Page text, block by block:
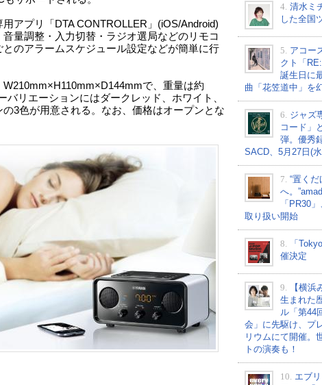
用アプリ「DTA CONTROLLER」(iOS/Android)
音量調整・入力切替・ラジオ選局などのリモコ
とのアラームスケジュール設定などが簡単に行
W210mm×H110mm×D144mmで、重量は約
バリエーションにはダークレッド、ホワイト、
の3色が用意される。なお、価格はオープンとな
4. 清水ミ
した全国
5. アコー
クト「
誕生日に
曲「花笠道中」を
6. ジャズ
コード」
弾。優秀
SACD、5月27日(
7. “置く
へ。
「PR30
取り扱い開始
8.
「
催決定
9.
【横
生まれた
ル「第44
会」に先駆け、プ
リウムにて開催。
トの演奏も！
10. エブ